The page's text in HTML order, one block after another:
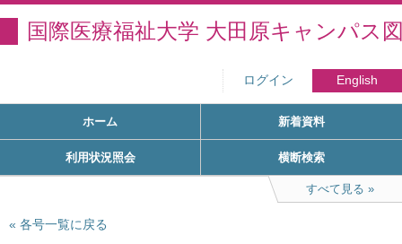
国際医療福祉大学 大田原キャンパス
ログイン English
ホーム 新着資料
利用状況照会 横断検索
すべて見る
各号一覧に戻る